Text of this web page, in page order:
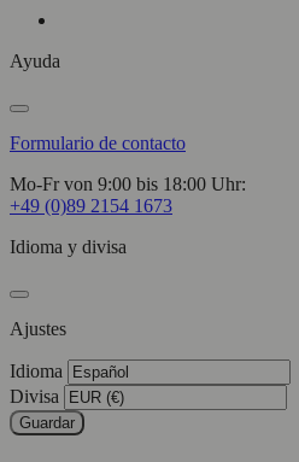
Ayuda
Formulario de contacto
Mo-Fr von 9:00 bis 18:00 Uhr:
+49 (0)89 2154 1673
Idioma y divisa
Ajustes
Idioma
Divisa
Guardar